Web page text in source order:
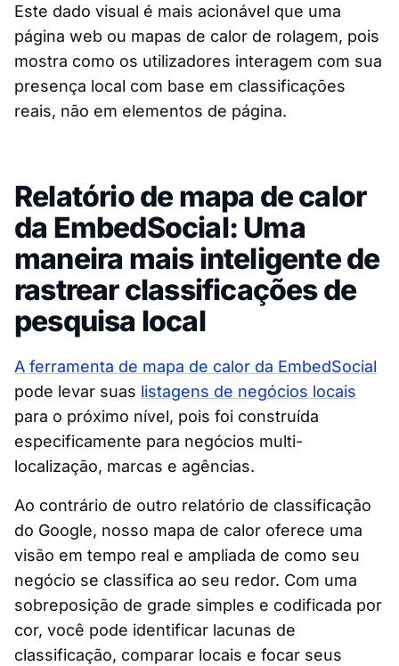
Este dado visual é mais acionável que uma
página web ou mapas de calor de rolagem, pois
mostra como os utilizadores interagem com sua
presença local com base em classificações
reais, não em elementos de página.
Relatório de mapa de calor
da EmbedSocial: Uma
maneira mais inteligente de
rastrear classificações de
pesquisa local
A ferramenta de mapa de calor da EmbedSocial
pode levar suas listagens de negócios locais
para o próximo nível, pois foi construída
especificamente para negócios multi-
localização, marcas e agências.
Ao contrário de outro relatório de classificação
do Google, nosso mapa de calor oferece uma
visão em tempo real e ampliada de como seu
negócio se classifica ao seu redor. Com uma
sobreposição de grade simples e codificada por
cor, você pode identificar lacunas de
classificação, comparar locais e focar seus